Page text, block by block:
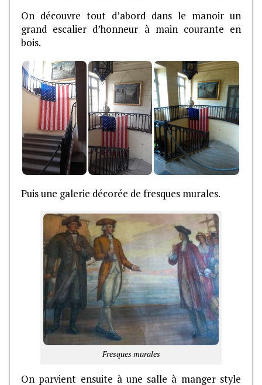
On découvre tout d’abord dans le manoir un
grand escalier d’honneur à main courante en
bois.
Puis une galerie décorée de fresques murales.
Fresques murales
On parvient ensuite à une salle à manger style